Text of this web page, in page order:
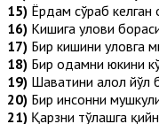
15) Ёрдам сўраб
16) Кишига улови
17) Бир кишини уловга
18) Бир одамни юкини
19) Шаҳватини ҳалол
20) Бир инсонни
21) Қарзни тўлашга